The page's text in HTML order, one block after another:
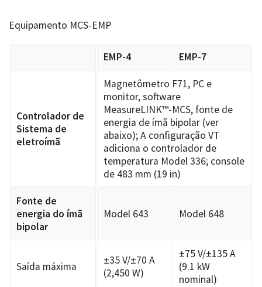
Equipamento MCS-EMP
EMP-4 EMP-7
Controlador de
Sistema de
eletroímã
Magnetômetro F71, PC e
monitor, software
MeasureLINK™-MCS, fonte de
energia de ímã bipolar (ver
abaixo); A configuração VT
adiciona o controlador de
temperatura Model 336; console
de 483 mm (19 in)
Fonte de
energia do ímã
bipolar
Model 643 Model 648
Saída máxima
±35 V/±70 A
(2,450 W)
±75 V/±135 A
(9.1 kW
nominal)